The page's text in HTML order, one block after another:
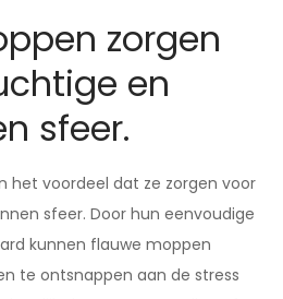
zorgen
en
sfeer.
het voordeel dat ze zorgen voor
sfeer. Door hun eenvoudige
kunnen flauwe moppen
te ontsnappen aan de stress